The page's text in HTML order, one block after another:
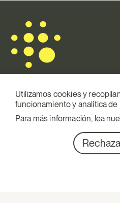
Mail.
info@terraqui.com
Telf.
+34 934 146 307
Utilizamos cookies y
funcionamiento y analítica de
Para más información, lea